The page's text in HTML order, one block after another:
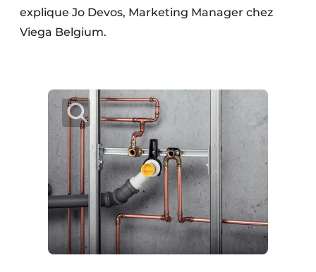
explique Jo Devos, Marketing Manager chez
Viega Belgium.